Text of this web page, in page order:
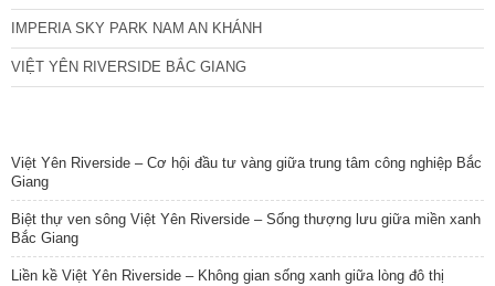
IMPERIA SKY PARK NAM AN KHÁNH
VIỆT YÊN RIVERSIDE BẮC GIANG
Việt Yên Riverside – Cơ hội đầu tư vàng giữa trung tâm công nghiệp Bắc
Giang
Biệt thự ven sông Việt Yên Riverside – Sống thượng lưu giữa miền xanh
Bắc Giang
Liền kề Việt Yên Riverside – Không gian sống xanh giữa lòng đô thị